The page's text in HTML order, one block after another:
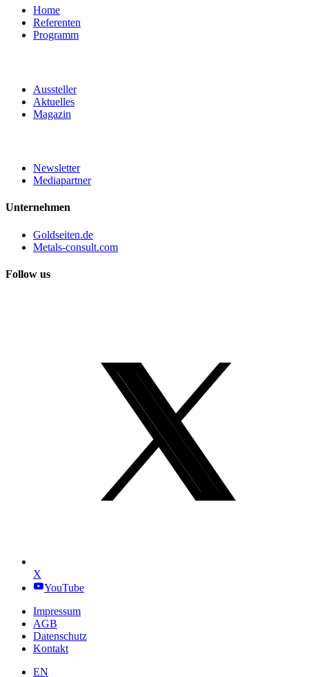
Home
Referenten
Programm
Aussteller
Aktuelles
Magazin
Newsletter
Mediapartner
Unternehmen
Goldseiten.de
Metals-consult.com
Follow us
X
YouTube
Impressum
AGB
Datenschutz
Kontakt
EN